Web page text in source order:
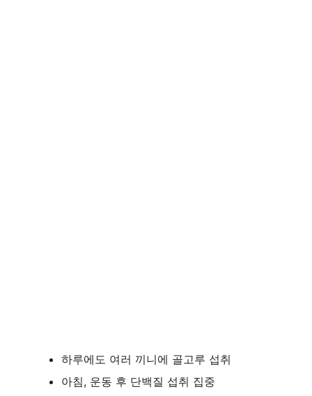
하루에도 여러 끼니에 골고루 섭취
아침, 운동 후 단백질 섭취 집중